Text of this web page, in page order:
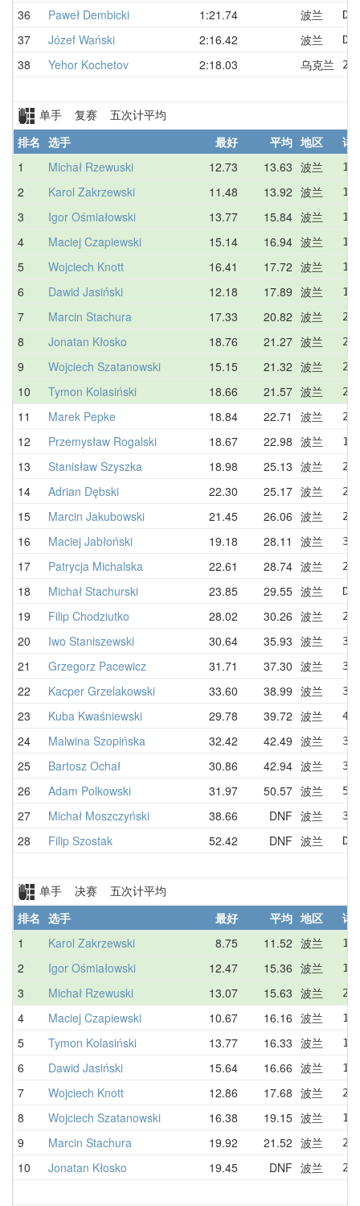
36 Paweł Dembicki 1:21.74 波兰
37 Józef Wański 2:16.42 波兰
38 Yehor Kochetov 2:18.03 乌克兰
单手 复赛 五次计平均
排名 选手 最好 平均 地区
详
1
Michał Rzewuski 12.73 13.63 波兰
2 Karol Zakrzewski 11.48 13.92 波兰
3 Igor Ośmiałowski 13.77 15.84 波兰
4 Maciej Czapiewski 15.14 16.94 波兰
5 Wojciech Knott 16.41 17.72 波兰
6 Dawid Jasiński 12.18 17.89 波兰
7 Marcin Stachura 17.33 20.82 波兰
8 Jonatan Kłosko 18.76 21.27 波兰
9 Wojciech Szatanowski 15.15 21.32 波兰
10 Tymon Kolasiński 18.66 21.57 波兰
11 Marek Pepke 18.84 22.71 波兰
12 Przemysław Rogalski 18.67 22.98 波兰
13 Stanisław Szyszka 18.98 25.13 波兰
14 Adrian Dębski 22.30 25.17 波兰
15 Marcin Jakubowski 21.45 26.06 波兰
16 Maciej Jabłoński 19.18 28.11 波兰
17 Patrycja Michalska 22.61 28.74 波兰
18 Michał Stachurski 23.85 29.55 波兰
19 Filip Chodziutko 28.02 30.26 波兰
20 Iwo Staniszewski 30.64 35.93 波兰
21 Grzegorz Pacewicz 31.71 37.30 波兰
22 Kacper Grzelakowski 33.60 38.99 波兰
23 Kuba Kwaśniewski 29.78 39.72 波兰
24 Malwina Szopińska 32.42 42.49 波兰
25 Bartosz Ochał 30.86 42.94 波兰
26 Adam Polkowski 31.97 50.57 波兰
27 Michał Moszczyński 38.66 DNF 波兰
28 Filip Szostak 52.42 DNF 波兰
单手 决赛 五次计平均
排名 选手 最好 平均 地区
详
1
Karol Zakrzewski 8.75 11.52 波兰
2 Igor Ośmiałowski 12.47 15.36 波兰
3 Michał Rzewuski 13.07 15.63 波兰
4 Maciej Czapiewski 10.67 16.16 波兰
5 Tymon Kolasiński 13.77 16.33 波兰
6 Dawid Jasiński 15.64 16.66 波兰
7 Wojciech Knott 12.86 17.68 波兰
8 Wojciech Szatanowski 16.38 19.15 波兰
9 Marcin Stachura 19.92 21.52 波兰
10 Jonatan Kłosko 19.45 DNF 波兰